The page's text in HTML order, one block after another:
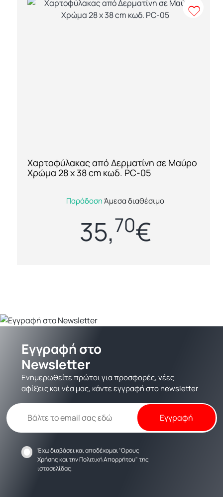
[ti_wishlists_addtowishlist loop=yes]
Χαρτοφύλακας από Δερματίνη σε Μαύρο
Χρώμα 28 x 38 cm κωδ. PC-05
Χαρτοφύλακας από Δερματίνη σε Μαύρο
Χρώμα σε διάσταση 28 x 38 cm, πρακτικός και
ιδανικός για επαγγελματικές εμφανίσεις. ...
ΠαράδοσηΆμεσα διαθέσιμο
35,70€
Εγγραφή στο
Newsletter
Ενημερωθείτε πρώτοι για προσφορές, νέες
αφίξεις και νέα μας, κάντε εγγραφή στο newsletter
Έχω διαβάσει και αποδέχομαι'Όρους
Χρήσηςκαι τηνΠολιτική Απορρήτου" της
ιστοσελίδας.